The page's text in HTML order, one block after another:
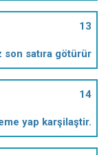
13
son satıra götürür
14
yap karşilaştir.